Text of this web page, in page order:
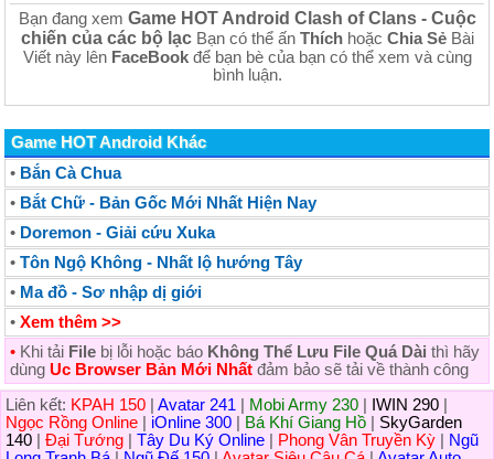
Bạn đang xem Game HOT Android Clash of Clans - Cuộc
chiến của các bộ lạcBạn có thể ấn Thíchhoặc Chia SẻBài
Viết này lên FaceBookđể bạn bè của bạn có thể xem và cùng
bình luận.
Game HOT Android Khác
• Bắn Cà Chua
• Bắt Chữ - Bản Gốc Mới Nhất Hiện Nay
• Doremon - Giải cứu Xuka
• Tôn Ngộ Không - Nhất lộ hướng Tây
• Ma đồ - Sơ nhập dị giới
• Xem thêm >>
• Khi tải File bị lỗi hoặc báo Không Thể Lưu File Quá Dài thì hãy
dùng Uc Browser Bản Mới Nhất đảm bảo sẽ tải về thành công
Liên kết: KPAH 150 Avatar 241 Mobi Army 230 IWIN 290
Ngọc Rồng Online
iOnline 300 Bá Khí Giang Hồ
SkyGarden
140
Đại Tướng Tây Du Ký Online Phong Vân Truyền Kỳ
Ngũ